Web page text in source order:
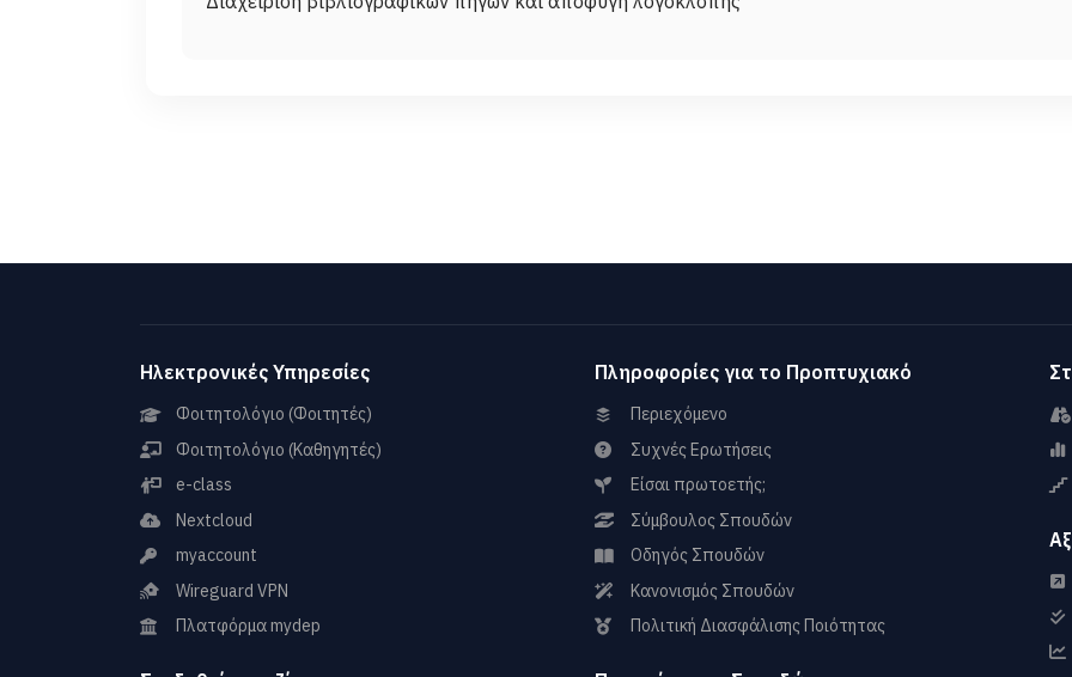
Ηλεκτρονικές Υπηρεσίες
Φοιτητολόγιο (Φοιτητές)
Φοιτητολόγιο (Καθηγητές)
e-class
Nextcloud
myaccount
Wireguard VPN
Πλατφόρμα mydep
Πληροφορίες για το Προπτυχιακό
Περιεχόμενο
Συχνές Ερωτήσεις
Είσαι πρωτοετής;
Σύμβουλος Σπουδών
Οδηγός Σπουδών
Κανονισμός Σπουδών
Πολιτική Διασφάλισης Ποιότητας